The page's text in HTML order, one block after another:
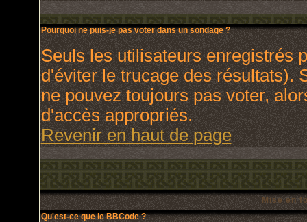
Pourquoi ne puis-je pas voter dans un sondage ?
Seuls les utilisateurs enregistrés
d'éviter le trucage des résultats).
ne pouvez toujours pas voter,
d'accès appropriés.
Revenir en haut de page
Mise en
Qu'est-ce que le BBCode ?